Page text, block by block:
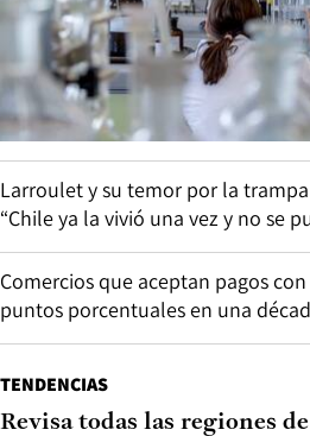
Larroulet y su temor por la
“Chile ya la vivió una vez y no se
Comercios que aceptan pagos
puntos porcentuales en una
TENDENCIAS
Revisa todas las regiones